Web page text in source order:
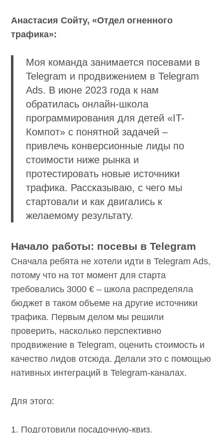
Анастасия Сойту, «Отдел огненного
трафика»:
Моя команда занимается посевами в
Telegram и продвижением в Telegram
Ads. В июне 2023 года к нам
обратилась онлайн-школа
программирования для детей «IT-
Компот» с понятной задачей –
привлечь конверсионные лиды по
стоимости ниже рынка и
протестировать новые источники
трафика. Рассказываю, с чего мы
стартовали и как двигались к
желаемому результату.
Начало работы: посевы в Telegram
Сначала ребята не хотели идти в Telegram Ads,
потому что на тот момент для старта
требовались 3000 € – школа распределяла
бюджет в таком объеме на другие источники
трафика. Первым делом мы решили
проверить, насколько перспективно
продвижение в Telegram, оценить стоимость и
качество лидов отсюда. Делали это с помощью
нативных интеграций в Telegram-каналах.
Для этого:
1. Подготовили посадочную-квиз.